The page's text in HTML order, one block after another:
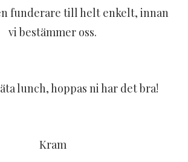
funderare till helt enkelt, innan
vi bestämmer oss.
lunch, hoppas ni har det bra!
Kram